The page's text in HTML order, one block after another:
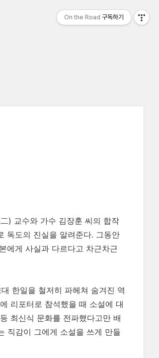
) 교수와 가수 김장훈 씨의 합작
독도의 진실을 알려준다. 그동안
에게 사실과 다르다고 차근차근
한일을 철저히 파헤쳐 숨겨진 역
리포터로 참석했을 때 소설에 대
최신식 문화를 전파했다고만 배
직감이 그에게 소설을 쓰게 만들
On the Road 구독하기